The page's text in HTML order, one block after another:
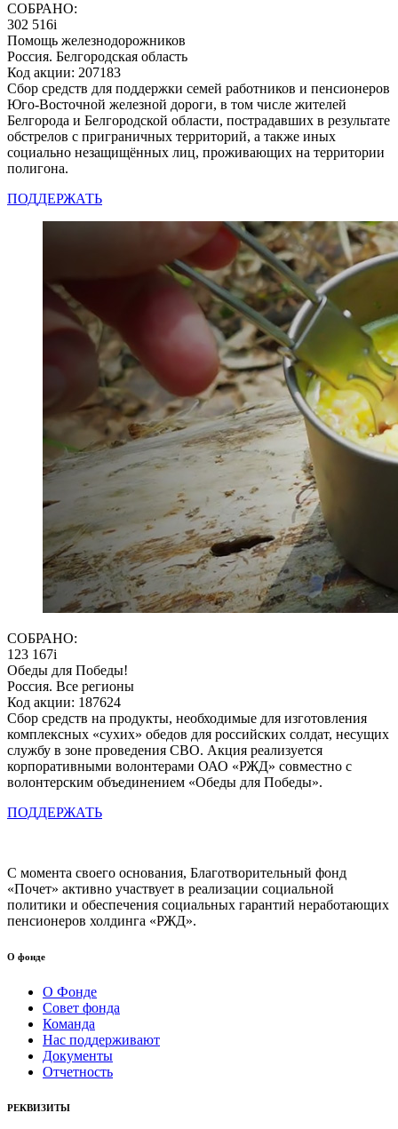
СОБРАНО:
302 516i
Помощь железнодорожников
Россия. Белгородская область
Код акции: 207183
Сбор средств для поддержки семей работников и пенсионеров
Юго-Восточной железной дороги, в том числе жителей
Белгорода и Белгородской области, пострадавших в результате
обстрелов с приграничных территорий, а также иных
социально незащищённых лиц, проживающих на территории
полигона.
ПОДДЕРЖАТЬ
СОБРАНО:
123 167i
Обеды для Победы!
Россия. Все регионы
Код акции: 187624
Сбор средств на продукты, необходимые для изготовления
комплексных «сухих» обедов для российских солдат, несущих
службу в зоне проведения СВО. Акция реализуется
корпоративными волонтерами ОАО «РЖД» совместно с
волонтерским объединением «Обеды для Победы».
ПОДДЕРЖАТЬ
С момента своего основания, Благотворительный фонд
«Почет» активно участвует в реализации социальной
политики и обеспечения социальных гарантий неработающих
пенсионеров холдинга «РЖД».
О фонде
О Фонде
Совет фонда
Команда
Нас поддерживают
Документы
Отчетность
РЕКВИЗИТЫ